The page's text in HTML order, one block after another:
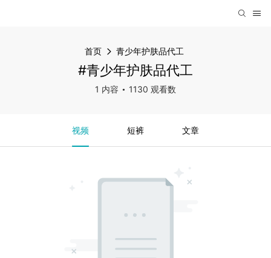
首页 青少年护肤品代工
#青少年护肤品代工
1 内容 1130 观看数
视频 短裤 文章